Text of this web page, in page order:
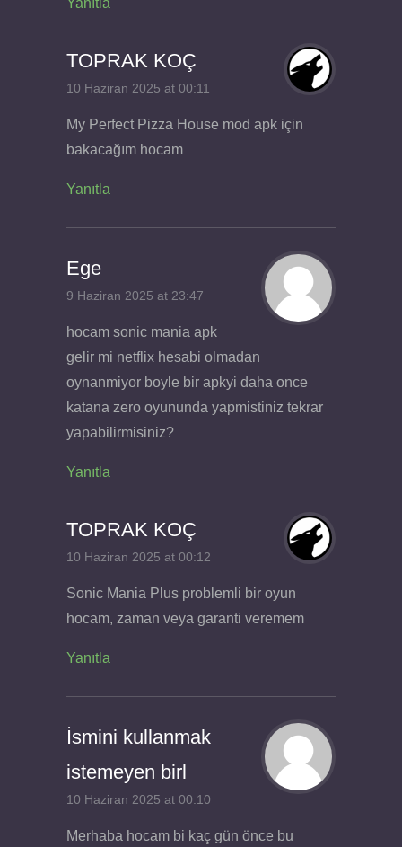
Yanıtla
TOPRAK KOÇ
10 Haziran 2025 at 00:11
My Perfect Pizza House mod apk için
bakacağım hocam
Yanıtla
Ege
9 Haziran 2025 at 23:47
hocam sonic mania apk
gelir mi netflix hesabi olmadan
oynanmiyor boyle bir apkyi daha once
katana zero oyununda yapmistiniz tekrar
yapabilirmisiniz?
Yanıtla
TOPRAK KOÇ
10 Haziran 2025 at 00:12
Sonic Mania Plus problemli bir oyun
hocam, zaman veya garanti veremem
Yanıtla
İsmini kullanmak
istemeyen birl
10 Haziran 2025 at 00:10
Merhaba hocam bi kaç gün önce bu